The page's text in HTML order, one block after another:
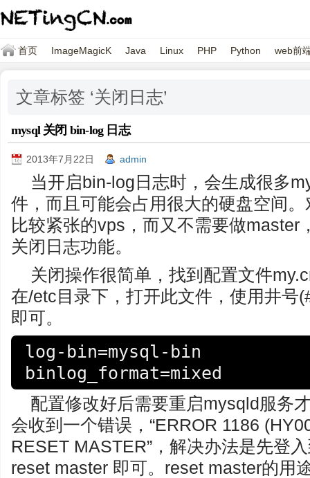
首页 ImageMagicK Java Linux PHP Python web前
文章标签 ‘关闭日志’
mysql 关闭 bin-log 日志
2013年7月22日 admin
当开启bin-log日志时，会生成很多
件，而且可能会占用很大的硬盘空间
比较紧张的vps，而又不需要做master
关闭日志功能。
关闭操作很简单，找到配置文件
在/etc目录下，打开此文件，使用井号
即可。
log-bin=mysql-bin
binlog_format=mixed
配置修改好后需要重启mysqld服务
会收到一个错误，“ERROR 1186
RESET MASTER”，解决办法是先登
reset master 即可。reset master的用